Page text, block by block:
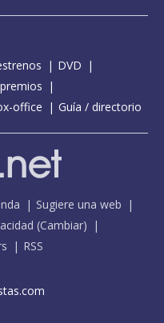
DVD
office Guía / directorio
Sugiere una web
(Cambiar)
RSS